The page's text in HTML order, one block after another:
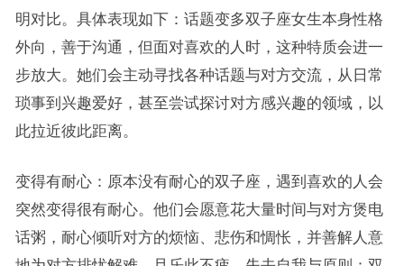
明对比。具体表现如下：话题变多双子座女生本身性格
外向，善于沟通，但面对喜欢的人时，这种特质会进一
步放大。她们会主动寻找各种话题与对方交流，从日常
琐事到兴趣爱好，甚至尝试探讨对方感兴趣的领域，以
此拉近彼此距离。
变得有耐心：原本没有耐心的双子座，遇到喜欢的人会
突然变得很有耐心。他们会愿意花大量时间与对方煲电
话粥，耐心倾听对方的烦恼、悲伤和惆怅，并善解人意